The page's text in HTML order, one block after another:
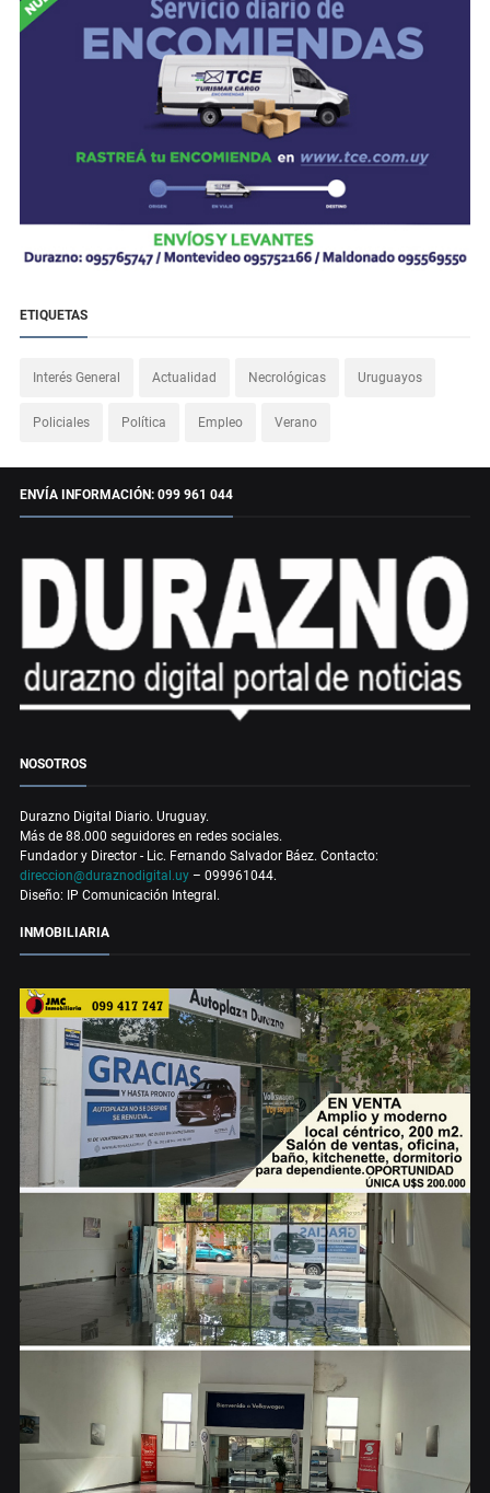
ETIQUETAS
Interés General Actualidad Necrológicas Uruguayos
Policiales Política Empleo Verano
ENVÍA INFORMACIÓN: 099 961 044
NOSOTROS
Durazno Digital Diario. Uruguay.
Más de 88.000 seguidores en redes sociales.
Fundador y Director - Lic. Fernando Salvador Báez. Contacto:
direccion@duraznodigital.uy – 099961044.
Diseño: IP Comunicación Integral.
INMOBILIARIA